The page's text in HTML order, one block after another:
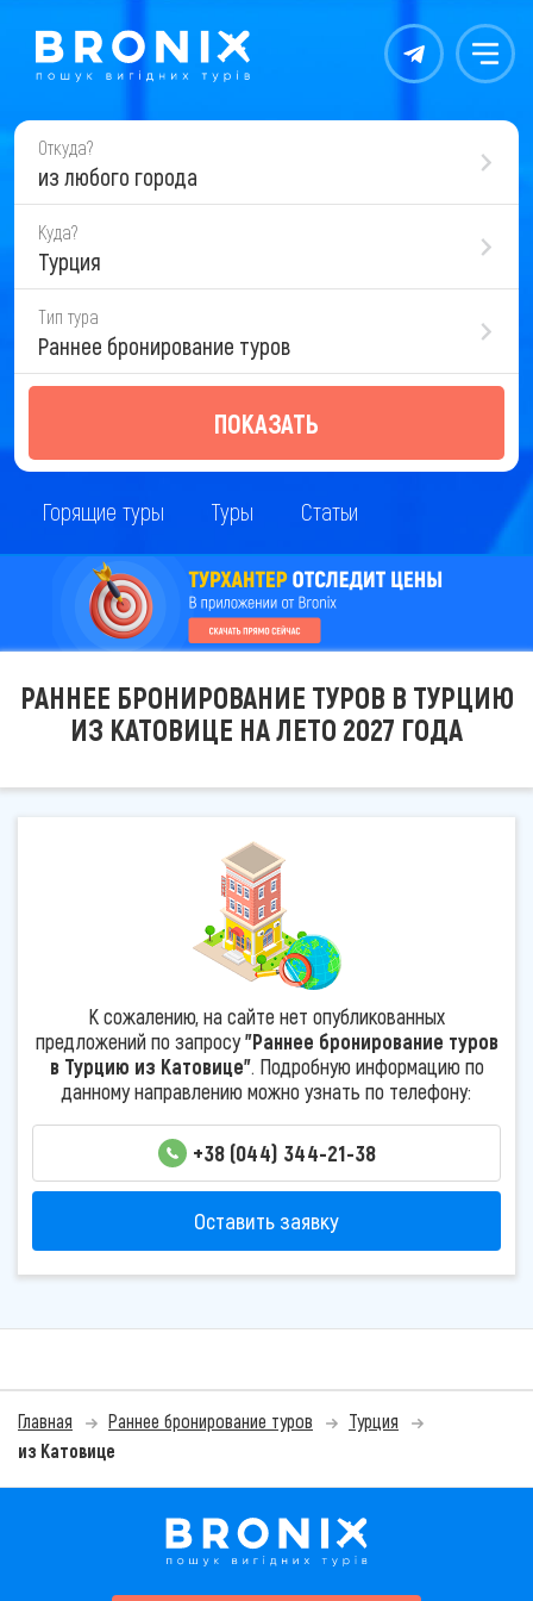
Контакты Меню
Откуда?
из любого города
Куда?
Турция
Тип тура
Раннее бронирование туров
ПОКАЗАТЬ
Горящие туры Туры Статьи
РАННЕЕ БРОНИРОВАНИЕ ТУРОВ В ТУРЦИЮ
ИЗ КАТОВИЦЕ НА ЛЕТО 2027 ГОДА
К сожалению, на сайте нет опубликованных
предложений по запросу"Раннее бронирование туров
в Турцию из Катовице". Подробную информацию по
данному направлению можно узнать по телефону:
+38 (044) 344-21-38
Оставить заявку
Главная Раннее бронирование туров
Турция
из Катовице